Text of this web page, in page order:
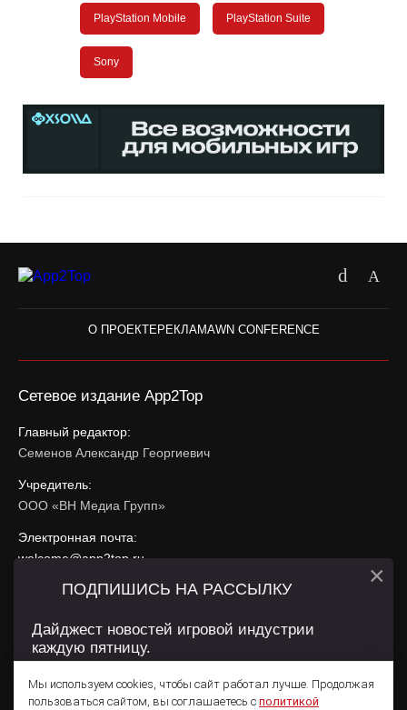
PlayStation Mobile PlayStation Suite
Sony
О ПРОЕКТЕРЕКЛАМАWN CONFERENCE
Сетевое издание App2Top
Главный редактор:
Семенов Александр Георгиевич
Учредитель:
ООО «ВН Медиа Групп»
Электронная почта:
welcome@app2top.ru
При использовании материалов активная ссылка на
Сайт использует IP адреса, cookie, данные геолокации
использования содержатся вПолитике конфиденциальностии
Мы используем cookies, чтобы сайт работал лучше. Продолжая
пользоваться сайтом, вы соглашаетесь с политикой
ПОДПИШИСЬ НА РАССЫЛКУ
Дайджест новостей игровой индустрии
каждую пятницу.
×